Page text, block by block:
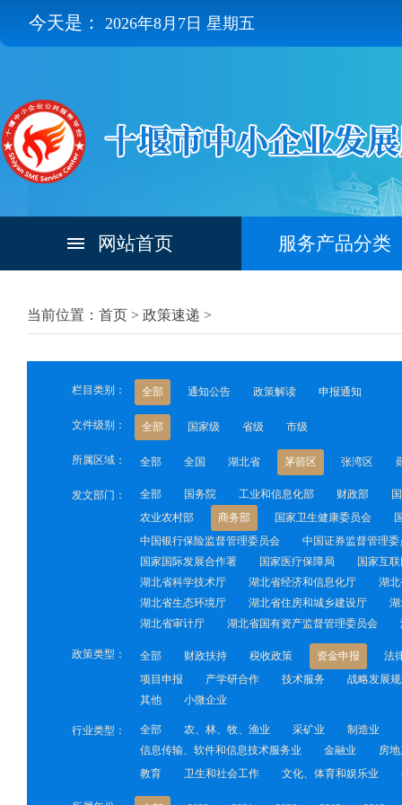
今天是： 2026年8月7日 星期五
网站首页 服务产品分类
当前位置：首页 > 政策速递 >
栏目类别： 全部 通知公告 政策解读 申报通知
文件级别： 全部 国家级 省级 市级
所属区域： 全部 全国 湖北省 茅箭区 张湾区
发文部门： 全部 国务院 工业和信息化部 财政部
农业农村部
商务部 国家卫生健康委员会
中国银行保险监督管理委员会
中国证券监督管理委
国家国际发展合作署
国家医疗保障局
国家互
湖北省科学技术厅
湖北省经济和信息化厅
湖
湖北省生态环境厅
湖北省住房和城乡建设厅
湖北省审计厅
湖北省国有资产监督管理委员会
政策类型： 全部 财政扶持 税收政策 资金申报
法
项目申报
产学研合作 技术服务
战略发展
其他
小微企业
行业类型： 全部 农、林、牧、渔业 采矿业
制造业
信息传输、软件和信息技术服务业
金融业
房
教育
卫生和社会工作 文化、体育和娱乐业